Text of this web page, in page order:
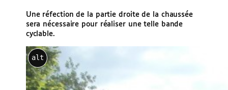
Une réfection de la partie droite de la chaussée
sera nécessaire pour réaliser une telle bande
cyclable.
alt